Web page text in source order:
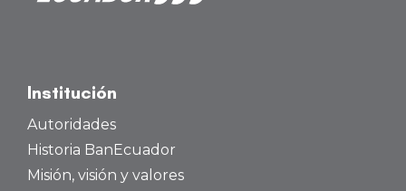
Institución
Autoridades
Historia BanEcuador
Misión, visión y valores